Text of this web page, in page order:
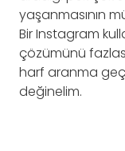
yaşanmasının
Bir Instagram
çözümünü
harf aranma
değinelim.